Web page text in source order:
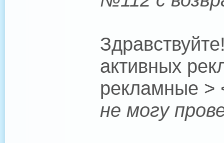
активных
рекламные >
не могу